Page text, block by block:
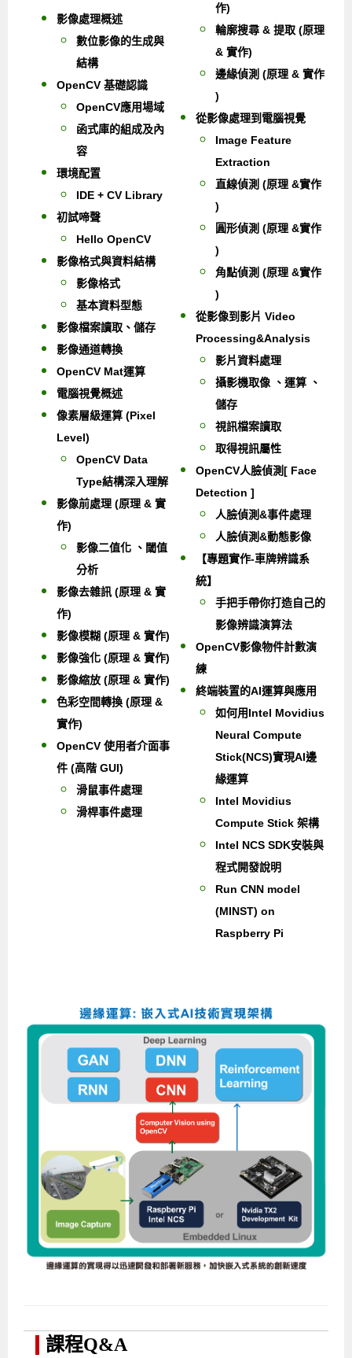
影像處理概述
數位影像的生成與
結構
OpenCV 基礎認識
OpenCV應用場域
函式庫的組成及內
容
環境配置
IDE + CV Library
初試啼聲
Hello OpenCV
影像格式與資料結構
影像格式
基本資料型態
影像檔案讀取、儲存
影像通道轉換
OpenCV Mat運算
電腦視覺概述
像素層級運算 (Pixel
Level)
OpenCV Data
Type結構深入理解
影像前處理 (原理 & 實
作)
影像二值化 、閾值
分析
影像去雜訊 (原理 & 實
作)
影像模糊 (原理 & 實作)
影像強化 (原理 & 實作)
影像縮放 (原理 & 實作)
色彩空間轉換 (原理 &
實作)
OpenCV 使用者介面事
件 (高階 GUI)
滑鼠事件處理
滑桿事件處理
作)
輪廓搜尋 & 提取 (原理
& 實作)
邊緣偵測 (原理 & 實作
)
從影像處理到電腦視覺
Image Feature
Extraction
直線偵測 (原理 &實作
)
圓形偵測 (原理 &實作
)
角點偵測 (原理 &實作
)
從影像到影片 Video
Processing&Analysis
影片資料處理
攝影機取像 、運算 、
儲存
視訊檔案讀取
取得視訊屬性
OpenCV人臉偵測[ Face
Detection ]
人臉偵測&事件處理
人臉偵測&動態影像
【專題實作-車牌辨識系
統】
手把手帶你打造自己的
影像辨識演算法
OpenCV影像物件計數演
練
終端裝置的AI運算與應用
如何用Intel Movidius
Neural Compute
Stick(NCS)實現AI邊
緣運算
Intel Movidius
Compute Stick 架構
Intel NCS SDK安裝與
程式開發說明
Run CNN model
(MINST) on
Raspberry Pi
課程Q&A